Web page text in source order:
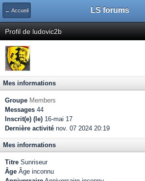
← Accueil LS forums
Profil de ludovic2b
Mes informations
Groupe Members
Messages 44
Inscrit(e) (le) 16-mai 17
Dernière activité nov. 07 2024 20:19
Mes informations
Titre Sunriseur
Âge Âge inconnu